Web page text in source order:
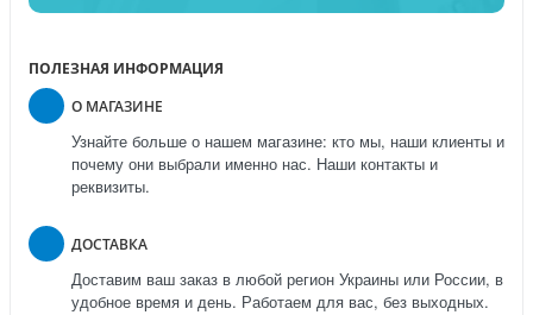
ПОЛЕЗНАЯ ИНФОРМАЦИЯ
О МАГАЗИНЕ
Узнайте больше о нашем магазине: кто мы, наши клиенты и
почему они выбрали именно нас. Наши контакты и
реквизиты.
ДОСТАВКА
Доставим ваш заказ в любой регион Украины или России, в
удобное время и день. Работаем для вас, без выходных.